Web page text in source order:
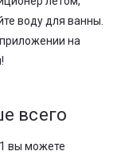
воду для ванны.
на
всего
вы можете